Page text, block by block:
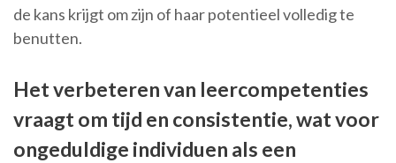
de kans krijgt om zijn of haar potentieel volledig te
benutten.
Het verbeteren van leercompetenties
vraagt om tijd en consistentie, wat voor
ongeduldige individuen als een